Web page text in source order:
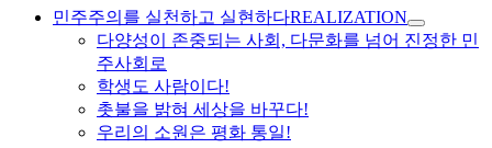
민주주의를 실천하고 실현하다REALIZATION
다양성이 존중되는 사회, 다문화를 넘어 진정한 민
주사회로
학생도 사람이다!
촛불을 밝혀 세상을 바꾸다!
우리의 소원은 평화 통일!